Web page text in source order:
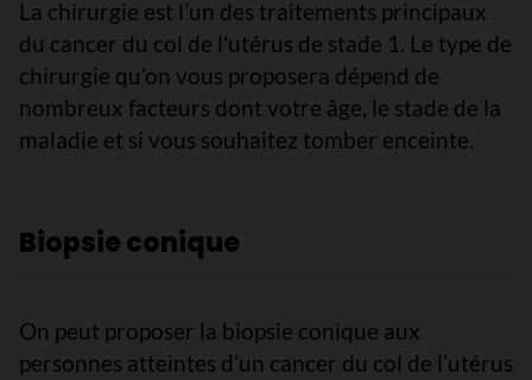
La chirurgie est l’un des traitements principaux
du cancer du col de l'utérus de stade 1. Le type de
chirurgie qu’on vous proposera dépend de
nombreux facteurs dont votre âge, le stade de la
maladie et si vous souhaitez tomber enceinte.
Biopsie conique
On peut proposer la biopsie conique aux
personnes atteintes d’un cancer du col de l’utérus